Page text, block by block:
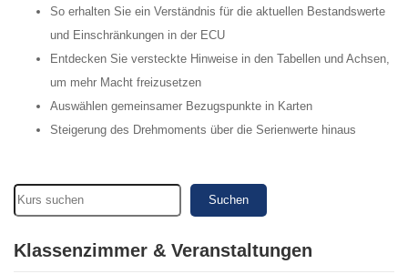
So erhalten Sie ein Verständnis für die aktuellen Bestandswerte
und Einschränkungen in der ECU
Entdecken Sie versteckte Hinweise in den Tabellen und Achsen,
um mehr Macht freizusetzen
Auswählen gemeinsamer Bezugspunkte in Karten
Steigerung des Drehmoments über die Serienwerte hinaus
Suchen
Klassenzimmer & Veranstaltungen